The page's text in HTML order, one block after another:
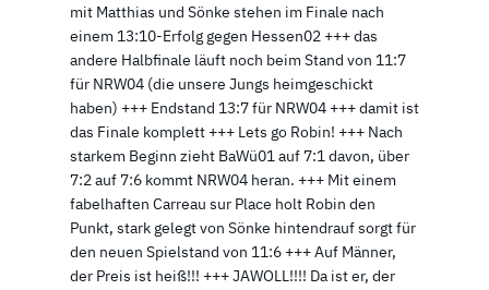
mit Matthias und Sönke stehen im Finale nach
einem 13:10-Erfolg gegen Hessen02 +++ das
andere Halbfinale läuft noch beim Stand von 11:7
für NRW04 (die unsere Jungs heimgeschickt
haben) +++ Endstand 13:7 für NRW04 +++ damit ist
das Finale komplett +++ Lets go Robin! +++ Nach
starkem Beginn zieht BaWü01 auf 7:1 davon, über
7:2 auf 7:6 kommt NRW04 heran. +++ Mit einem
fabelhaften Carreau sur Place holt Robin den
Punkt, stark gelegt von Sönke hintendrauf sorgt für
den neuen Spielstand von 11:6 +++ Auf Männer,
der Preis ist heiß!!! +++ JAWOLL!!!! Da ist er, der